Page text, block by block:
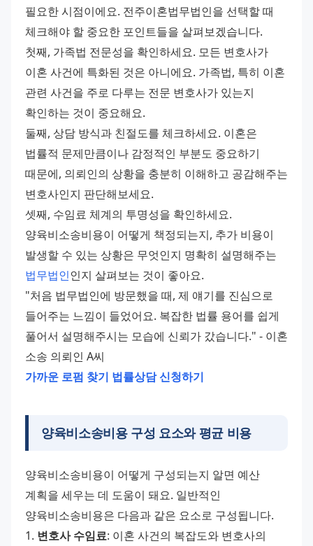
필요한 시점이에요. 전주이혼법무법인을 선택할 때
체크해야 할 중요한 포인트들을 살펴보겠습니다.
첫째, 가족법 전문성을 확인하세요. 모든 변호사가
이혼 사건에 특화된 것은 아니에요. 가족법, 특히 이혼
관련 사건을 주로 다루는 전문 변호사가 있는지
확인하는 것이 중요해요.
둘째, 상담 방식과 친절도를 체크하세요. 이혼은
법률적 문제만큼이나 감정적인 부분도 중요하기
때문에, 의뢰인의 상황을 충분히 이해하고 공감해주는
변호사인지 판단해보세요.
셋째, 수임료 체계의 투명성을 확인하세요.
양육비소송비용이 어떻게 책정되는지, 추가 비용이
법무법인인지 살펴보는 것이 좋아요.
"처음 법무법인에 방문했을 때, 제 얘기를 진심으로
들어주는 느낌이 들었어요. 복잡한 법률 용어를 쉽게
풀어서 설명해주시는 모습에 신뢰가 갔습니다." - 이혼
소송 의뢰인 A씨
가까운 로펌 찾기 법률상담 신청하기
양육비소송비용 구성 요소와 평균 비용
양육비소송비용이 어떻게 구성되는지 알면 예산
계획을 세우는 데 도움이 돼요. 일반적인
양육비소송비용은 다음과 같은 요소로 구성됩니다.
1. 변호사 수임료: 이혼 사건의 복잡도와 변호사의